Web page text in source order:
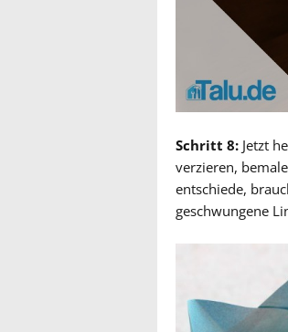
Schritt 8: Jetzt
verzieren,
entschiede,
geschwungene